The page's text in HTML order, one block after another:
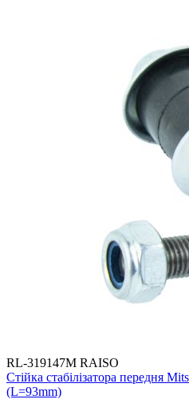
RL-319147M RAISO
Стійка стабілізатора передня
(L=93mm)